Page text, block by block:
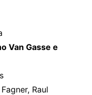
Van Gasse e
Raul